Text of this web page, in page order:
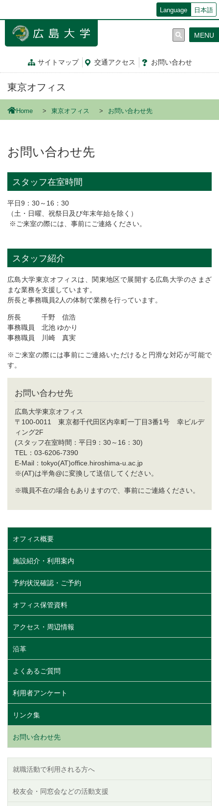
ン
Language 日本語
サイトマップ 交通アクセス お問い合わせ
MENU
東京オフィス
Home 東京オフィス お問い合わせ先
お問い合わせ先
スタッフ在室時間
平日9：30～16：30
（土・日曜、祝祭日及び年末年始を除く）
※ご来室の際には、事前にご連絡ください。
スタッフ紹介
広島大学東京オフィスは、関東地区で展開する広島大学のさまざ
まな業務を支援しています。
所長と事務職員2人の体制で業務を行っています。
所長 千野 信浩
事務職員 北池 ゆかり
事務職員 川崎 真実
※ご来室の際には事前にご連絡いただけると円滑な対応が可能で
す。
お問い合わせ先
広島大学東京オフィス
〒100-0011 東京都千代田区内幸町一丁目3番1号 幸ビルデ
ィング2F
(スタッフ在室時間：平日9：30～16：30)
TEL：03-6206-7390
E-Mail：tokyo(AT)office.hiroshima-u.ac.jp
※(AT)は半角@に変換して送信してください。
※職員不在の場合もありますので、事前にご連絡ください。
オフィス概要
施設紹介・利用案内
予約状況確認・ご予約
オフィス保管資料
アクセス・周辺情報
沿革
よくあるご質問
利用者アンケート
リンク集
お問い合わせ先
就職活動で利用される方へ
校友会・同窓会などの活動支援